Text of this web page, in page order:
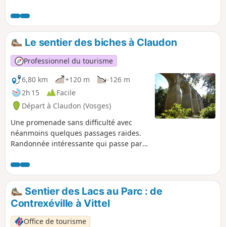
Le sentier des biches à Claudon
Professionnel du tourisme
6,80 km
+120 m
-126 m
2h 15
Facile
Départ à Claudon (Vosges)
Une promenade sans difficulté avec
néanmoins quelques passages raides.
Randonnée intéressante qui passe par
le Pont Tatal. Le sentier est balisé et
entretenu par le club vosgien anneau
bleuSentier des Lacs au Parc : de
Contrexéville à Vittel
Office de tourisme